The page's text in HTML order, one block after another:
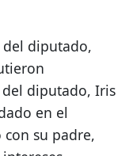
diputado,
diputado, Iris
en el
su padre,